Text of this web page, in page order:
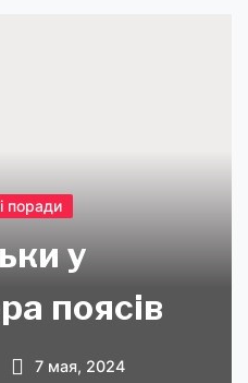
поради
у
поясів
7 мая, 2024